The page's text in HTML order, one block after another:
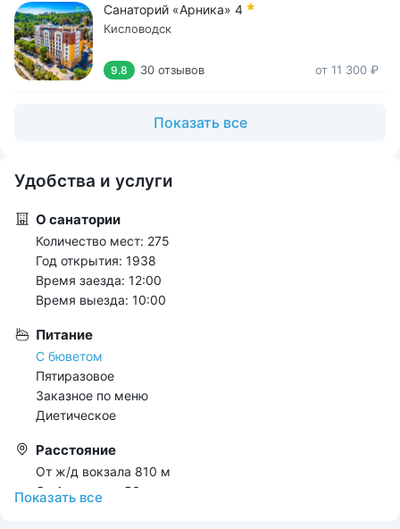
Санаторий «Арника» 4
Кисловодск
9.8 30 отзывов от 11 300 ₽
Показать все
Удобства и услуги
О санатории
Количество мест: 275
Год открытия: 1938
Время заезда: 12:00
Время выезда: 10:00
Питание
С бюветом
Пятиразовое
Заказное по меню
Диетическое
Расстояние
От ж/д вокзала 810 м
От Аэропорта 53 км
Показать всe